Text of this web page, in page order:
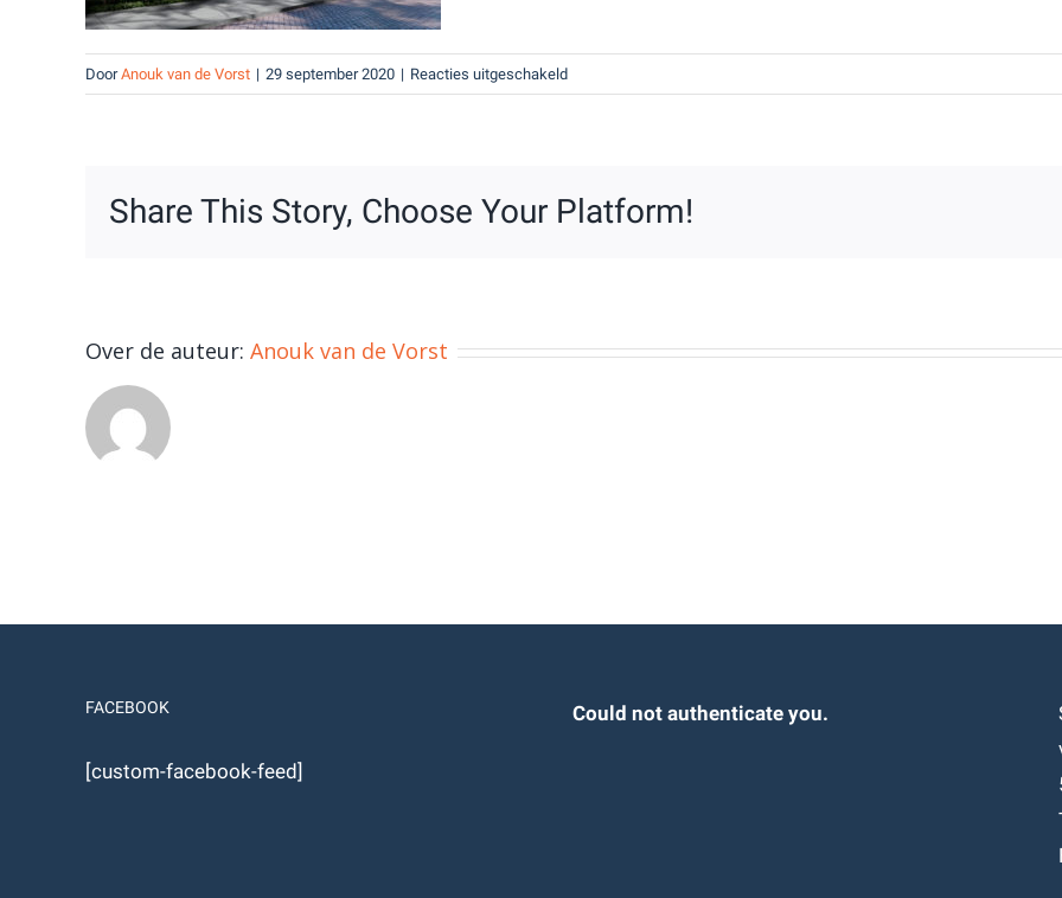
DoorAnouk van de Vorst | 29 september 2020 | Reacties uitgeschakeldvoor
Lierop-
Share This Story, Choose Your Platform!
Over de auteur: Anouk van de Vorst
FACEBOOK
[custom-facebook-feed]
Could not authenticate you.